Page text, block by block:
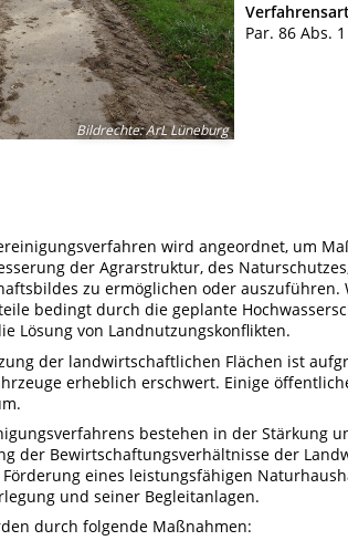
Bildrechte:ArL Lüneburg
Par. 86 Abs.
wird angeordnet, um
der Agrarstruktur, des
zu ermöglichen oder
bedingt durch die geplante
Lösung von Landnutzungskonflikten.
der landwirtschaftlichen Flächen ist
erheblich erschwert. Einige
bestehen in der Stärkung
der Bewirtschaftungsverhältnisse der
eines leistungsfähigen
und seiner Begleitanlagen.
durch folgende Maßnahmen: